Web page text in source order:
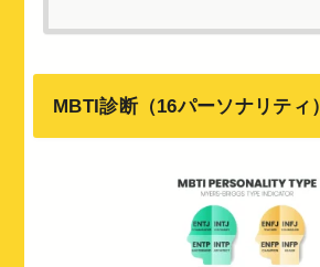
MBTI診断（16パーソナリティ